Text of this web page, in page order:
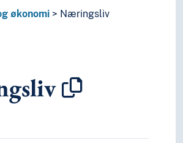
økonomi Næringsliv